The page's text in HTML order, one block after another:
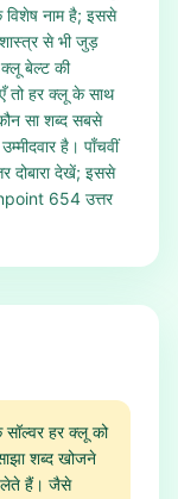
विशेष नाम है; इससे
से भी जुड़
बेल्ट की
तो हर क्लू के साथ
सा शब्द सबसे
है। पाँचवीं
दोबारा देखें; इससे
654 उत्तर
हर क्लू को
शब्द खोजने
लेते हैं। जैसे